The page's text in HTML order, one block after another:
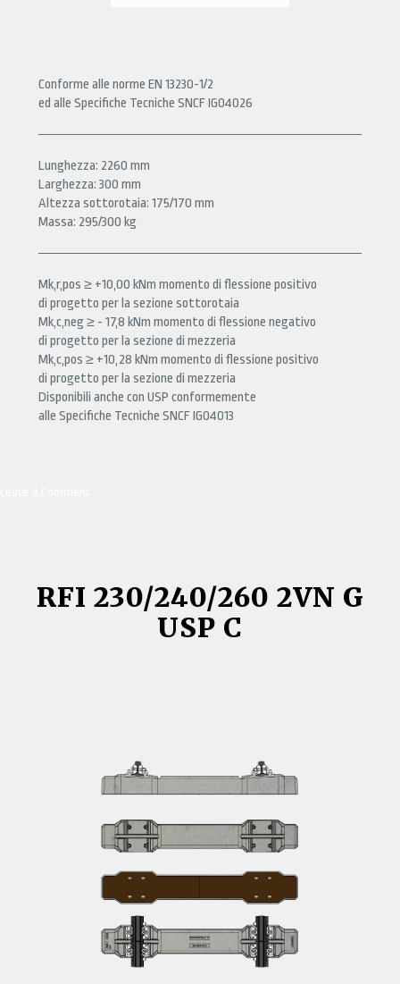
Conforme alle norme EN 13230-1/2
ed alle Specifiche Tecniche SNCF IG04026
Lunghezza: 2260 mm
Larghezza: 300 mm
Altezza sottorotaia: 175/170 mm
Massa: 295/300 kg
Mk,r,pos ≥ +10,00 kNm momento di flessione positivo
di progetto per la sezione sottorotaia
Mk,c,neg ≥ - 17,8 kNm momento di flessione negativo
di progetto per la sezione di mezzeria
Mk,c,pos ≥ +10,28 kNm momento di flessione positivo
di progetto per la sezione di mezzeria
Disponibili anche con USP conformemente
alle Specifiche Tecniche SNCF IG04013
M240
NP/NV
RFI 230/240/260 2VN G
USP C